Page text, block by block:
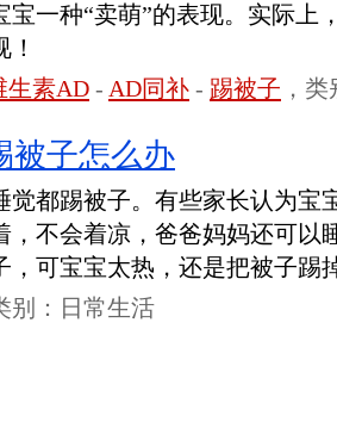
宝一种“卖萌”的表现。实际上
生素AD - AD同补 - 踢被子 ，
被子怎么办
觉都踢被子。有些家长认为宝
，不会着凉，爸爸妈妈还可以
，可宝宝太热，还是把被子踢
别：日常生活